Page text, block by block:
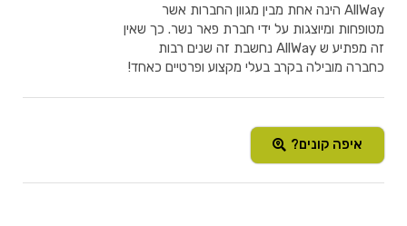
AllWay הינה אחת מבין מגוון החברות אשר
מטופחות ומיוצגות על ידי חברת פאר נשר. כך שאין
זה מפתיע ש AllWay נחשבת זה שנים רבות
כחברה מובילה בקרב בעלי מקצוע ופרטיים כאחד!
איפה קונים?